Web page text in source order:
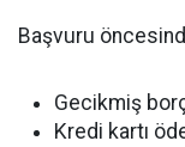
Başvuru
Gecikmiş
Kredi kartı